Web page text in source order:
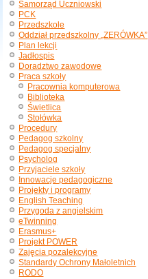
Samorząd Uczniowski
PCK
Przedszkole
Oddział przedszkolny „ZERÓWKA”
Plan lekcji
Jadłospis
Doradztwo zawodowe
Praca szkoły
Pracownia komputerowa
Biblioteka
Świetlica
Stołówka
Procedury
Pedagog szkolny
Pedagog specjalny
Psycholog
Przyjaciele szkoły
Innowacje pedagogiczne
Projekty i programy
English Teaching
Przygoda z angielskim
eTwinning
Erasmus+
Projekt POWER
Zajęcia pozalekcyjne
Standardy Ochrony Małoletnich
RODO